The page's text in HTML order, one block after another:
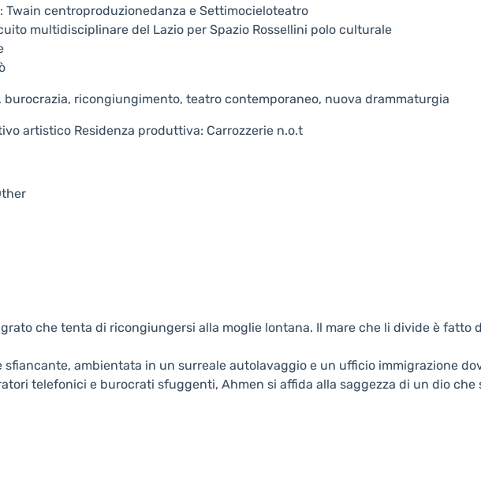
Twain centroproduzionedanza e Settimocieloteatro
multidisciplinare del Lazio per Spazio Rossellini polo culturale
burocrazia, ricongiungimento, teatro contemporaneo, nuova drammaturgia
artistico Residenza produttiva: Carrozzerie n.o.t
che tenta di ricongiungersi alla moglie lontana. Il mare che li divide è fatto
ambientata in un surreale autolavaggio e un ufficio immigrazione
telefonici e burocrati sfuggenti, Ahmen si affida alla saggezza di un dio che